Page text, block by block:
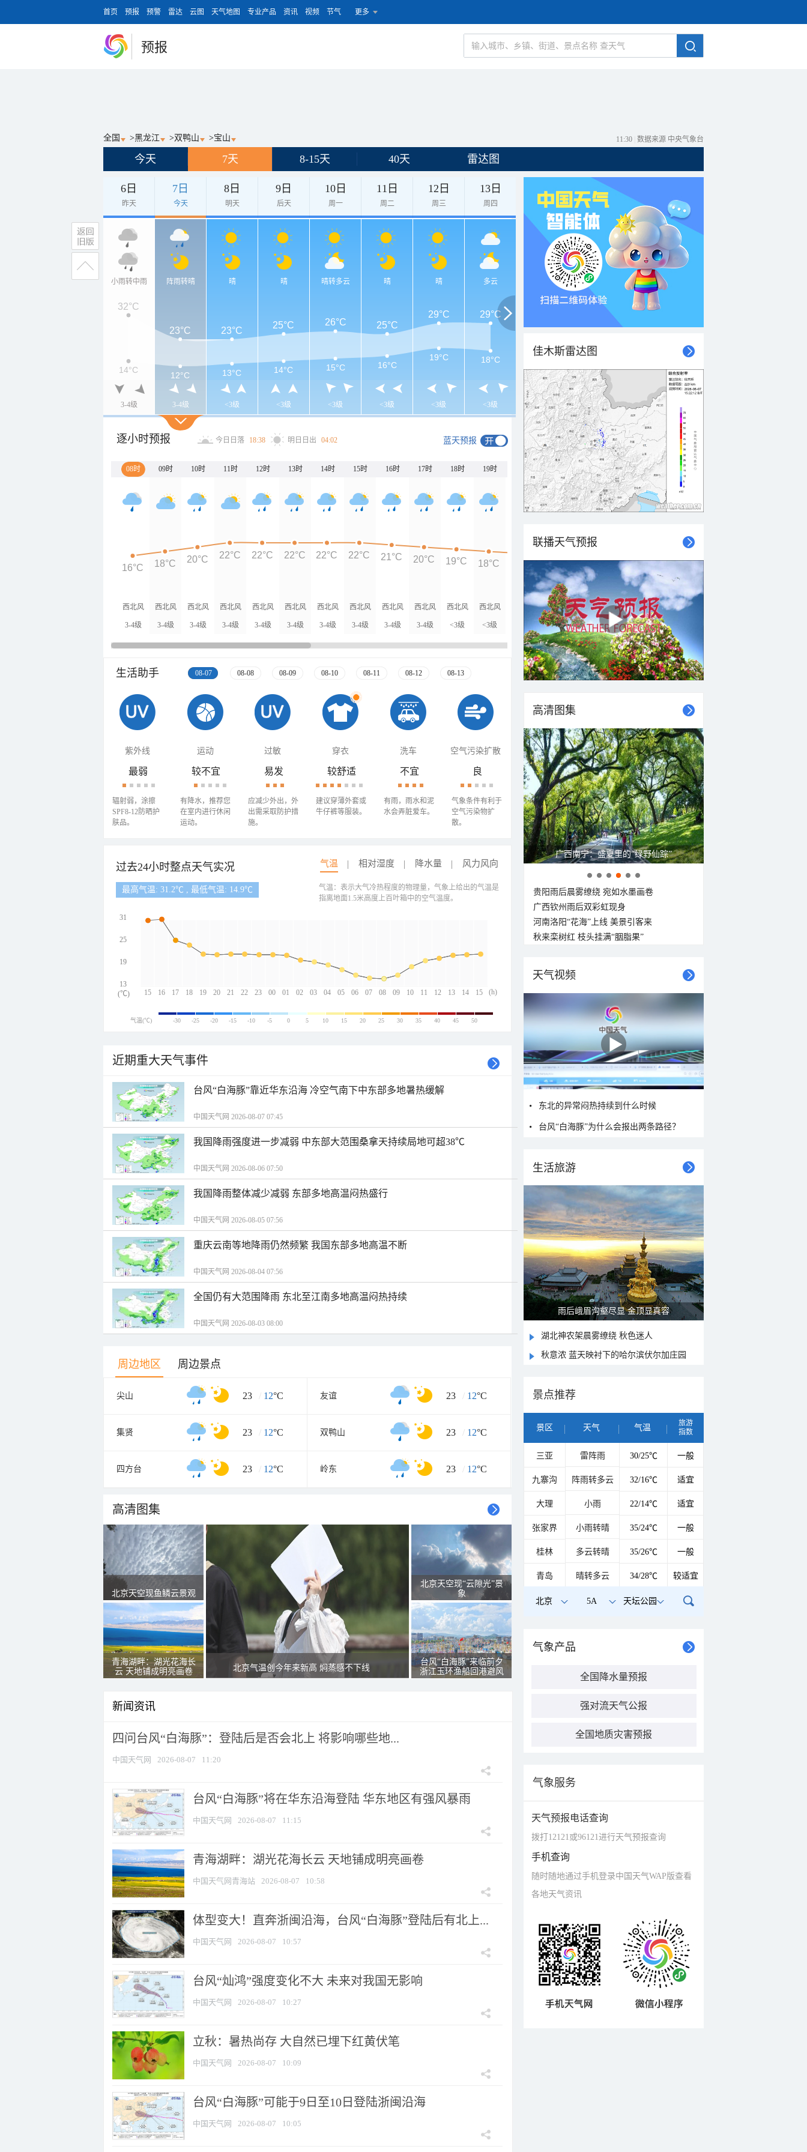
首页 预报 预警 雷达 云图 天气地图 专业产品 资讯 视频 节气 更多
预报
全国 >黑龙江 >双鸭山 >宝山 11:30 数据来源 中央气象台
今天 7天 8-15天 40天 雷达图
6日
昨天
7日
今天
8日
明天
9日
后天
10日
周一
11日
周二
12日
周三
13日
周四
小雨转中雨
3-4级
阵雨转晴
3-4级
晴
<3级
晴
<3级
晴转多云
<3级
晴
<3级
晴
<3级
多云
<3级
32°C
23°C 23°C
25°C 26°C 25°C
29°C 29°C
14°C
12°C 13°C 14°C 15°C 16°C
19°C 18°C
逐小时预报 今日日落 18:38 明日日出 04:02 蓝天预报
08时 09时 10时 11时 12时 13时 14时 15时 16时 17时 18时 19时 20时 21时 22时 23时 00时 01时
西北风
3-4级
西北风
3-4级
西北风
3-4级
西北风
3-4级
西北风
3-4级
西北风
3-4级
西北风
3-4级
西北风
3-4级
西北风
3-4级
西北风
3-4级
西北风
<3级
西北风
<3级
西北风
<3级
西北风
<3级
西北风
3-4级
西北风
3-4级
西北风
3-4级
西风
16°C 18°C 20°C 22°C 22°C 22°C 22°C 22°C 21°C 20°C 19°C 18°C
15°C 14°C 13°C 13°C 12°C
生活助手 08-07 08-08 08-09 08-10 08-11 08-12 08-13
紫外线 运动 过敏 穿衣 洗车 空气污染扩散
最弱
辐射弱，涂擦
SPF8-12防晒护
肤品。
较不宜
有降水，推荐您
在室内进行休闲
运动。
易发
应减少外出，外
出需采取防护措
施。
较舒适
建议穿薄外套或
牛仔裤等服装。
不宜
有雨，雨水和泥
水会弄脏爱车。
良
气象条件有利于
空气污染物扩
散。
过去24小时整点天气实况 气温 相对湿度 降水量 风力风向
最高气温: 31.2℃ , 最低气温: 14.9℃
15 16 17 18 19 20 21 22 23 00 01 02 03 04 05 06 07 08 09 10 11 12 13 14 15
31
25
19
13
(h)
(℃)
气温：表示大气冷热程度的物理量，气象上给出的气温是
指离地面1.5米高度上百叶箱中的空气温度。
气温(℃) -30 -25 -20 -15 -10 -5 0 5 10 15 20 25 30 35 40 45 50
近期重大天气事件
台风“白海豚”靠近华东沿海 冷空气南下中东部多地暑热缓解
中国天气网 2026-08-07 07:45
我国降雨强度进一步减弱 中东部大范围桑拿天持续局地可超38℃
中国天气网 2026-08-06 07:50
我国降雨整体减少减弱 东部多地高温闷热盛行
中国天气网 2026-08-05 07:56
重庆云南等地降雨仍然频繁 我国东部多地高温不断
中国天气网 2026-08-04 07:56
全国仍有大范围降雨 东北至江南多地高温闷热持续
中国天气网 2026-08-03 08:00
周边地区 周边景点
尖山 23 / 12°C 友谊 23 / 12°C
集贤 23 / 12°C 双鸭山 23 / 12°C
四方台 23 / 12°C 岭东 23 / 12°C
高清图集
北京天空现鱼鳞云景观
青海湖畔：湖光花海长
云 天地铺成明亮画卷
北京气温创今年来新高 焖蒸感不下线
北京天空现“云隙光”景
象
台风“白海豚”来临前夕
浙江玉环渔船回港避风
新闻资讯
四问台风“白海豚”：登陆后是否会北上 将影响哪些地...
中国天气网 2026-08-07 11:20
台风“白海豚”将在华东沿海登陆 华东地区有强风暴雨
中国天气网 2026-08-07 11:15
青海湖畔：湖光花海长云 天地铺成明亮画卷
中国天气网青海站 2026-08-07 10:58
体型变大！直奔浙闽沿海，台风“白海豚”登陆后有北上...
中国天气网 2026-08-07 10:57
台风“灿鸿”强度变化不大 未来对我国无影响
中国天气网 2026-08-07 10:27
立秋：暑热尚存 大自然已埋下红黄伏笔
中国天气网 2026-08-07 10:09
台风“白海豚”可能于9日至10日登陆浙闽沿海
中国天气网 2026-08-07 10:05
佳木斯雷达图
联播天气预报
高清图集
呼伦贝尔草原 藏着最治愈的蓝天白云
贵阳雨后晨雾缭绕 宛如水墨画卷
广西钦州雨后双彩虹现身
河南洛阳“花海”上线 美景引客来
秋来栾树红 枝头挂满“胭脂果”
天气视频
东北的异常闷热持续到什么时候
台风“白海豚”为什么会报出两条路径？
生活旅游
山水扇面：秋红点缀颐和园西堤
湖北神农架晨雾缭绕 秋色迷人
秋意浓 蓝天映衬下的哈尔滨伏尔加庄园
景点推荐
景区 天气 气温
旅游
指数
三亚 雷阵雨 30/25℃ 一般
九寨沟 阵雨转多云 32/16℃ 适宜
大理 小雨 22/14℃ 适宜
张家界 小雨转晴 35/24℃ 一般
桂林 多云转晴 35/26℃ 一般
青岛 晴转多云 34/28℃ 较适宜
北京 5A 天坛公园
气象产品
全国降水量预报
强对流天气公报
全国地质灾害预报
气象服务
天气预报电话查询
拨打12121或96121进行天气预报查询
手机查询
随时随地通过手机登录中国天气WAP版查看
各地天气资讯